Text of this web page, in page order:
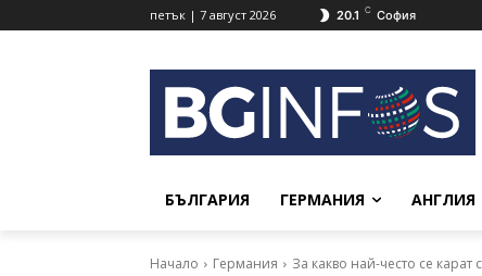
петък | 7 август 2026 20.1 C София
БЪЛГАРИЯ ГЕРМАНИЯ АНГЛИЯ
Начало Германия За какво най-често се